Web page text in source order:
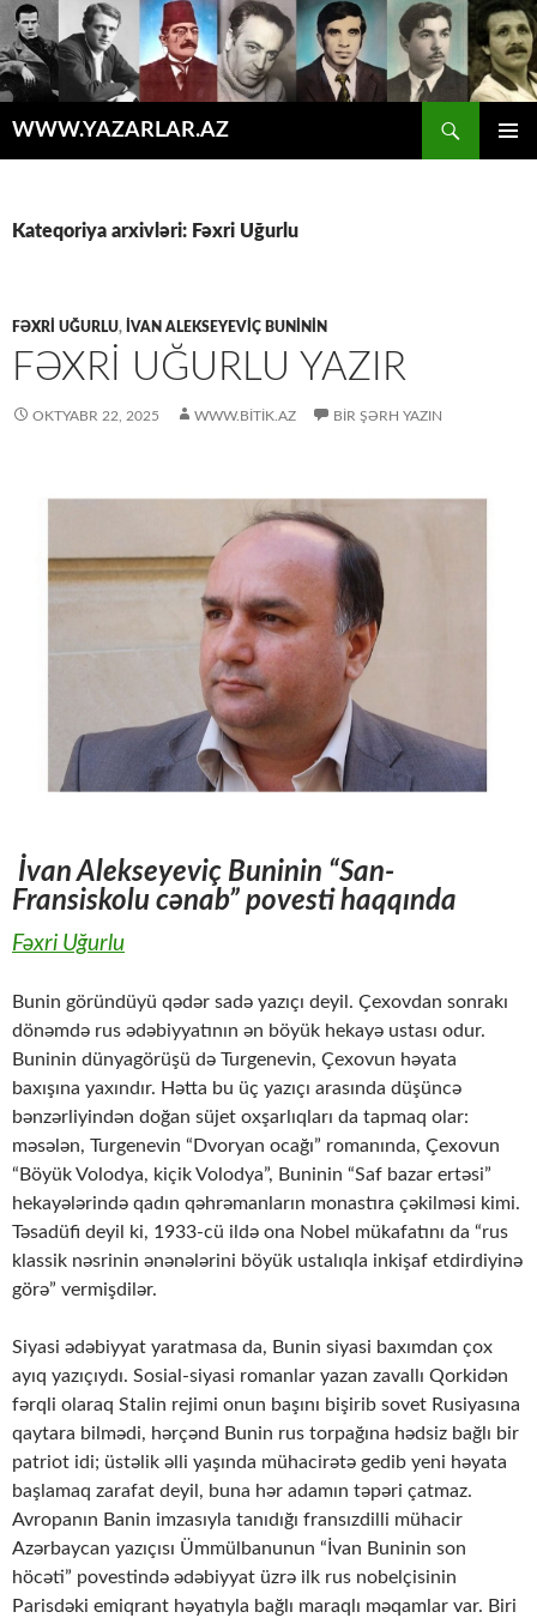
WWW.YAZARLAR.AZ
Kateqoriya arxivləri: Fəxri Uğurlu
FƏXRI UĞURLU, İVAN ALEKSEYEVIÇ BUNININ
FƏXRI UĞURLU YAZIR
OKTYABR 22, 2025 WWW.BITIK.AZ BIR ŞƏRH YAZIN
İvan Alekseyeviç Buninin “San-
Fransiskolu cənab” povesti haqqında
Fəxri Uğurlu
Bunin göründüyü qədər sadə yazıçı deyil. Çexovdan sonrakı
dönəmdə rus ədəbiyyatının ən böyük hekayə ustası odur.
Buninin dünyagörüşü də Turgenevin, Çexovun həyata
baxışına yaxındır. Hətta bu üç yazıçı arasında düşüncə
bənzərliyindən doğan süjet oxşarlıqları da tapmaq olar:
məsələn, Turgenevin “Dvoryan ocağı” romanında, Çexovun
“Böyük Volodya, kiçik Volodya”, Buninin “Saf bazar ertəsi”
hekayələrində qadın qəhrəmanların monastıra çəkilməsi kimi.
Təsadüfi deyil ki, 1933-cü ildə ona Nobel mükafatını da “rus
klassik nəsrinin ənənələrini böyük ustalıqla inkişaf etdirdiyinə
görə” vermişdilər.
Siyasi ədəbiyyat yaratmasa da, Bunin siyasi baxımdan çox
ayıq yazıçıydı. Sosial-siyasi romanlar yazan zavallı Qorkidən
fərqli olaraq Stalin rejimi onun başını bişirib sovet Rusiyasına
qaytara bilmədi, hərçənd Bunin rus torpağına hədsiz bağlı bir
patriot idi; üstəlik əlli yaşında mühacirətə gedib yeni həyata
başlamaq zarafat deyil, buna hər adamın təpəri çatmaz.
Avropanın Banin imzasıyla tanıdığı fransızdilli mühacir
Azərbaycan yazıçısı Ümmülbanunun “İvan Buninin son
höcəti” povestində ədəbiyyat üzrə ilk rus nobelçisinin
Parisdəki emiqrant həyatıyla bağlı maraqlı məqamlar var. Biri